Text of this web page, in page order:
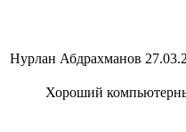
Нурлан Абдрахманов
Хороший